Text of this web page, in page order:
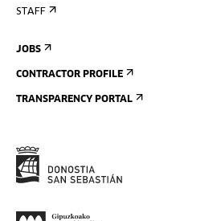
STAFF
JOBS
CONTRACTOR PROFILE
TRANSPARENCY PORTAL